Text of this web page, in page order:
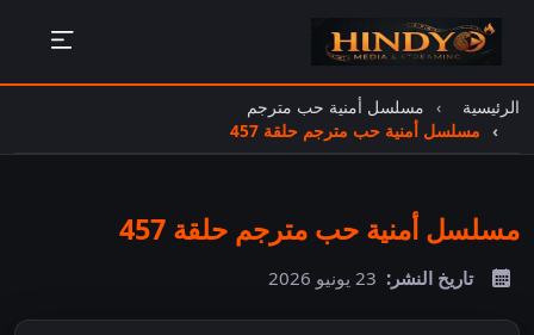
الرئيسية
مسلسل أمنية حب مترجم
مسلسل أمنية حب مترجم حلقة 457
مسلسل أمنية حب مترجم حلقة 457
تاريخ النشر: 23 يونيو 2026